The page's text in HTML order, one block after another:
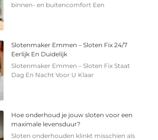
binnen- en buitencomfort Een
Slotenmaker Emmen – Sloten Fix 24/7
Eerlijk En Duidelijk
Slotenmaker Emmen – Sloten Fix Staat
Dag En Nacht Voor U Klaar
Hoe onderhoud je jouw sloten voor een
maximale levensduur?
Sloten onderhouden klinkt misschien als